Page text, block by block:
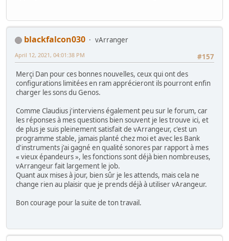
blackfalcon030
vArranger
#157
April 12, 2021, 04:01:38 PM
Merçi Dan pour ces bonnes nouvelles, ceux qui ont des
configurations limitées en ram apprécieront ils pourront enfin
charger les sons du Genos.
Comme Claudius j'interviens également peu sur le forum, car
les réponses à mes questions bien souvent je les trouve ici, et
de plus je suis pleinement satisfait de vArrangeur, c'est un
programme stable, jamais planté chez moi et avec les Bank
d'instruments j'ai gagné en qualité sonores par rapport à mes
« vieux épandeurs », les fonctions sont déjà bien nombreuses,
vArrangeur fait largement le job.
Quant aux mises à jour, bien sûr je les attends, mais cela ne
change rien au plaisir que je prends déjà à utiliser vArangeur.
Bon courage pour la suite de ton travail.